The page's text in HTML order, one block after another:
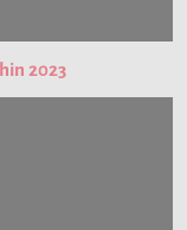
2023